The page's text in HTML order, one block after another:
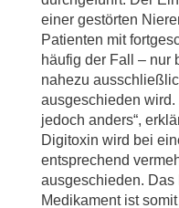
einer gestörten
Patienten mit
häufig der Fall – nur
nahezu
ausgeschieden wird.
jedoch anders“,
Digitoxin wird bei
entsprechend
ausgeschieden.
Medikament ist